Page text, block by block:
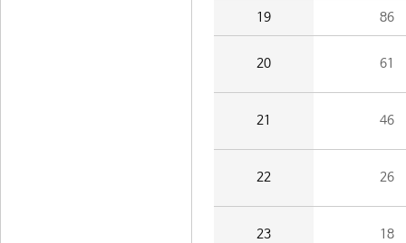
19 86
20 61
21 46
22 26
23 18